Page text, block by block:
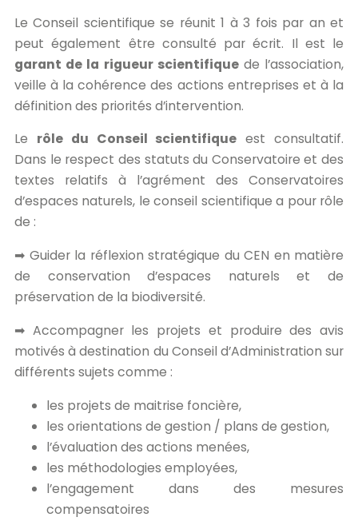
Le Conseil scientifique se réunit 1 à 3 fois par an et
peut également être consulté par écrit. Il est le
garant de la rigueur scientifiquede l’association,
veille à la cohérence des actions entreprises et à la
définition des priorités d’intervention.
Le rôle du Conseil scientifique est consultatif.
Dans le respect des statuts du Conservatoire et des
textes relatifs à l’agrément des Conservatoires
d’espaces naturels, le conseil scientifique a pour rôle
de :
➡ Guider la réflexion stratégique du CEN en matière
de conservation d’espaces naturels et de
préservation de la biodiversité.
➡ Accompagner les projets et produire des avis
motivés à destination du Conseil d’Administration sur
différents sujets comme :
les projets de maitrise foncière,
les orientations de gestion / plans de gestion,
l’évaluation des actions menées,
les méthodologies employées,
l’engagement dans des mesures
compensatoires